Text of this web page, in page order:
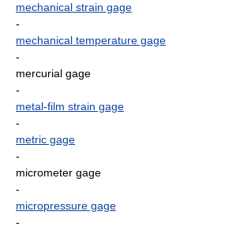
mechanical strain gage
-
mechanical temperature gage
-
mercurial gage
-
metal-film strain gage
-
metric gage
-
micrometer gage
-
micropressure gage
-